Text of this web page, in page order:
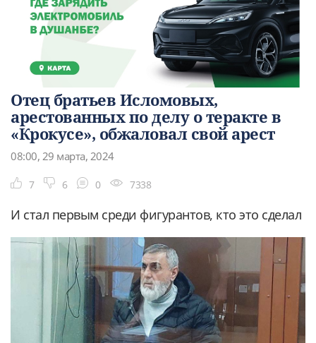
Отец братьев Исломовых,
арестованных по делу о теракте в
«Крокусе», обжаловал свой арест
08:00, 29 марта, 2024
7 6 0 7338
И стал первым среди фигурантов, кто это сделал